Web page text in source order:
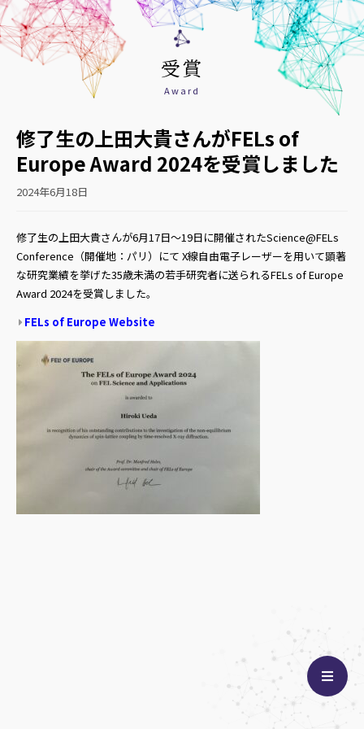
受賞
Award
修了生の上田大貴さんがFELs of
Europe Award 2024を受賞しました
2024年6月18日
修了生の上田大貴さんが6月17日～19日に開催されたScience@FELs
Conference（開催地：パリ）にて X線自由電子レーザーを用いて顕著
な研究業績を挙げた35歳未満の若手研究者に送られるFELs of Europe
Award 2024を受賞しました。
FELs of Europe Website